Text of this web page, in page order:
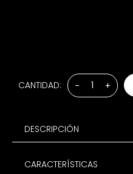
CANTIDAD: - +
DESCRIPCIÓN
CARACTERÍSTICAS